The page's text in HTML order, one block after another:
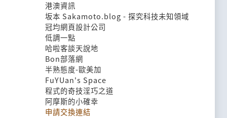
港澳資訊
坂本 Sakamoto.blog - 探究科技未知領域
冠均網頁設計公司
低調一點
哈啦客談天說地
Bon部落網
半熟態度-歐美加
FuYUan's Space
程式的奇技淫巧之道
阿摩斯的小確幸
申請交換連結